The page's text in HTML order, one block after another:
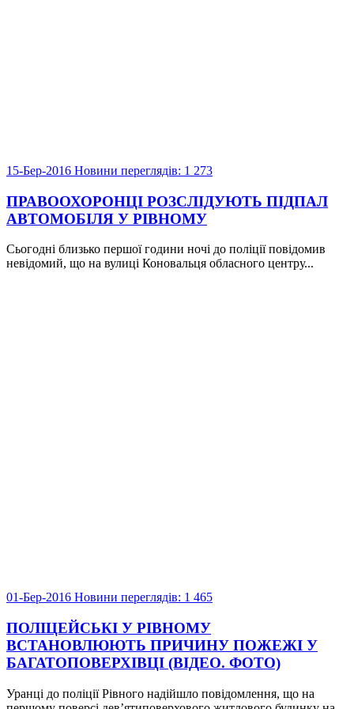
15-Бер-2016 Новини переглядів: 1 273
ПРАВООХОРОНЦІ РОЗСЛІДУЮТЬ ПІДПАЛ
АВТОМОБІЛЯ У РІВНОМУ
Сьогодні близько першої години ночі до поліції повідомив
невідомий, що на вулиці Коновальця обласного центру...
01-Бер-2016 Новини переглядів: 1 465
ПОЛІЦЕЙСЬКІ У РІВНОМУ
ВСТАНОВЛЮЮТЬ ПРИЧИНУ ПОЖЕЖІ У
БАГАТОПОВЕРХІВЦІ (ВІДЕО. ФОТО)
Уранці до поліції Рівного надійшло повідомлення, що на